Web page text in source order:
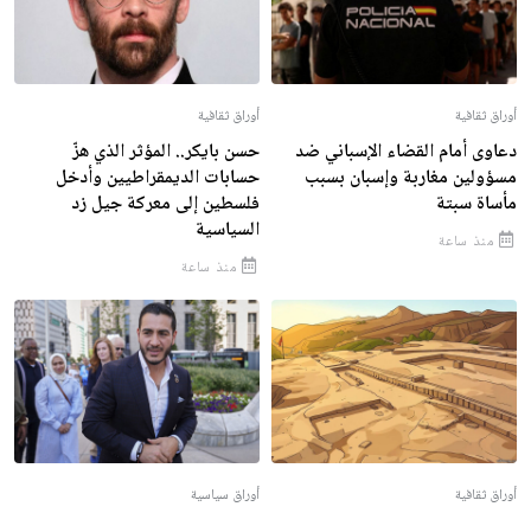
أوراق ثقافية
دعاوى أمام القضاء الإسباني ضد
مسؤولين مغاربة وإسبان بسبب
مأساة سبتة
منذ ساعة
أوراق ثقافية
حسن بايكر.. المؤثر الذي هزّ
حسابات الديمقراطيين وأدخل
فلسطين إلى معركة جيل زد
السياسية
منذ ساعة
أوراق ثقافية أوراق سياسية